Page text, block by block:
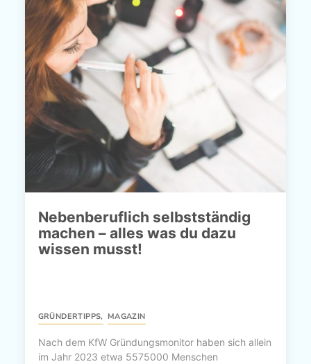
Nebenberuflich selbstständig
machen – alles was du dazu
wissen musst!
GRÜNDERTIPPS, MAGAZIN
Nach dem KfW Gründungsmonitor haben sich allein
im Jahr 2023 etwa 5575000 Menschen